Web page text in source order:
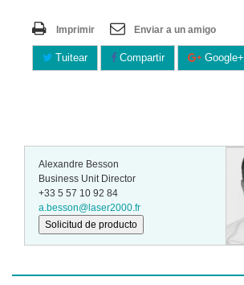
Imprimir Enviar a un amigo
Tuitear Compartir Google+
Alexandre Besson
Business Unit Director
+33 5 57 10 92 84
a.besson@laser2000.fr
Solicitud de producto